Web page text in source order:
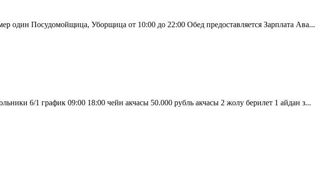
один Посудомойщица, Уборщица от 10:00 до 22:00 Обед предоставляется Зарплата Ава...
6/1 график 09:00 18:00 чейн акчасы 50.000 рубль акчасы 2 жолу берилет 1 айдан з...